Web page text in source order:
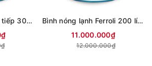
Bình nóng lạnh gián tiếp 300 lítFerroli Aqua store
Bình nóng lạnh Ferroli 200 lít AQUA 200L
11.000.000₫
12.000.000₫